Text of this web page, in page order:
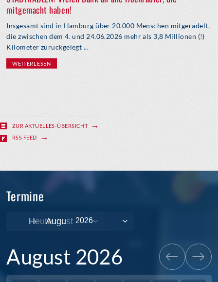
mitgemacht haben!
Insgesamt sind in Hamburg über 20.000 Menschen mitgeradelt,
die zwischen dem 4. und 24.06.2026 mehr als 3,8 Millionen (!)
Kilometer zurückgelegt ...
WEITERLESEN
ZUR AKTUELLES-ÜBERSICHT
RSS FEED
Termine
Heute
August 2026